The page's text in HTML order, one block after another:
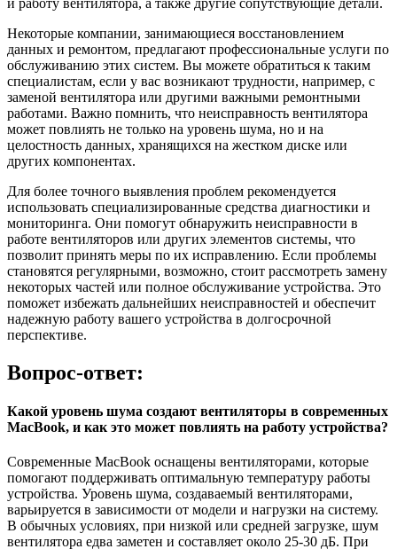
Некоторые компании, занимающиеся восстановлением
данных и ремонтом, предлагают профессиональные услуги по
обслуживанию этих систем. Вы можете обратиться к таким
специалистам, если у вас возникают трудности, например, с
заменой вентилятора или другими важными ремонтными
работами. Важно помнить, что неисправность вентилятора
может повлиять не только на уровень шума, но и на
целостность данных, хранящихся на жестком диске или
других компонентах.
Для более точного выявления проблем рекомендуется
использовать специализированные средства диагностики и
мониторинга. Они помогут обнаружить неисправности в
работе вентиляторов или других элементов системы, что
позволит принять меры по их исправлению. Если проблемы
становятся регулярными, возможно, стоит рассмотреть замену
некоторых частей или полное обслуживание устройства. Это
поможет избежать дальнейших неисправностей и обеспечит
надежную работу вашего устройства в долгосрочной
перспективе.
Вопрос-ответ:
Какой уровень шума создают вентиляторы в современных
MacBook, и как это может повлиять на работу устройства?
Современные MacBook оснащены вентиляторами, которые
помогают поддерживать оптимальную температуру работы
устройства. Уровень шума, создаваемый вентиляторами,
варьируется в зависимости от модели и нагрузки на систему.
В обычных условиях, при низкой или средней загрузке, шум
вентилятора едва заметен и составляет около 25-30 дБ. При